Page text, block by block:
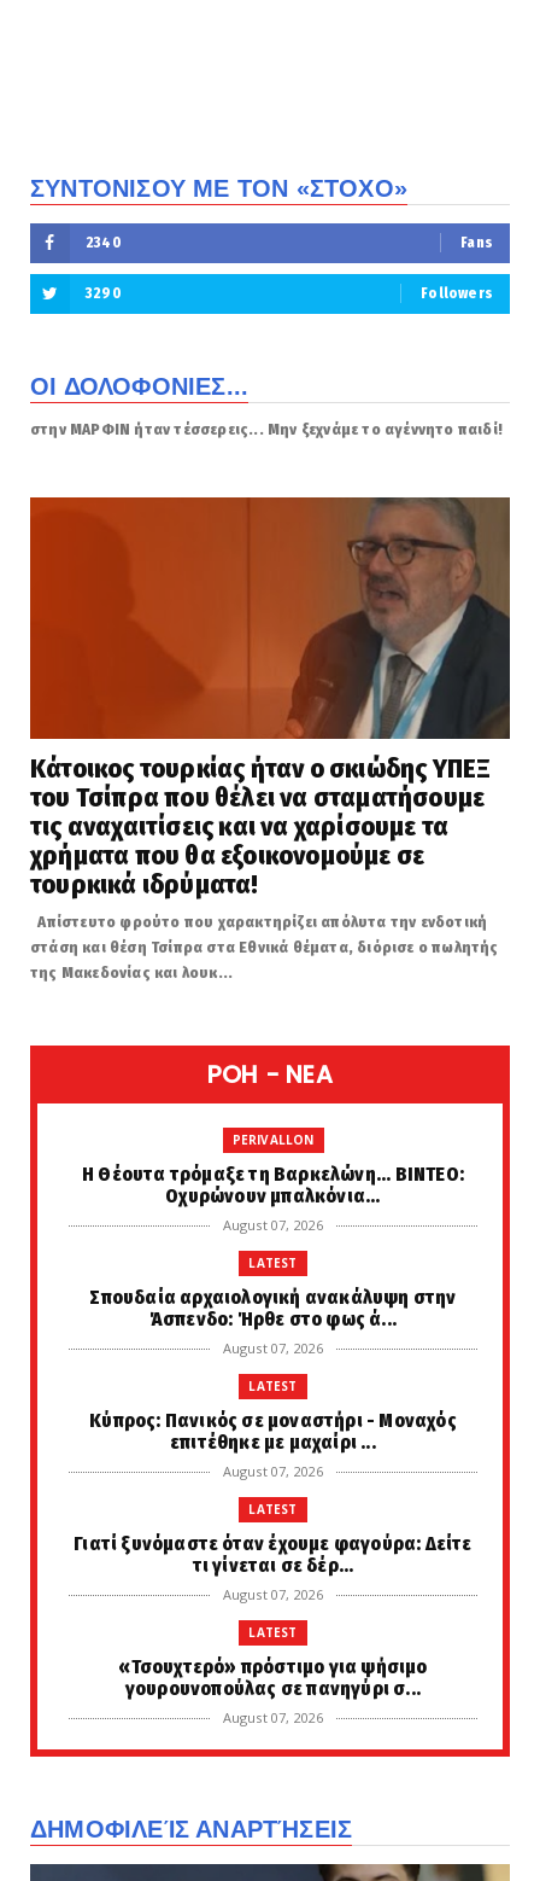
ΣΥΝΤΟΝΙΣΟΥ ΜΕ ΤΟΝ «ΣΤΟΧΟ»
2340 Fans
3290 Followers
ΟΙ ΔΟΛΟΦΟΝΙΕΣ...
στην ΜΑΡΦΙΝ ήταν τέσσερεις... Μην ξεχνάμε το αγέννητο παιδί!
Κάτοικος τουρκίας ήταν ο σκιώδης ΥΠΕΞ
του Τσίπρα που θέλει να σταματήσουμε
τις αναχαιτίσεις και να χαρίσουμε τα
χρήματα που θα εξοικονομούμε σε
τουρκικά ιδρύματα!
Απίστευτο φρούτο που χαρακτηρίζει απόλυτα την ενδοτική
στάση και θέση Τσίπρα στα Εθνικά θέματα, διόρισε ο πωλητής
της Μακεδονίας και λουκ...
POH - NEA
PERIVALLON
H Θέουτα τρόμαξε τη Βαρκελώνη... ΒΙΝΤΕΟ:
Οχυρώνουν μπαλκόνια...
August 07, 2026
LATEST
Σπουδαία αρχαιολογική ανακάλυψη στην
Άσπενδο: Ήρθε στο φως ά...
August 07, 2026
LATEST
Κύπρος: Πανικός σε μοναστήρι - Μοναχός
επιτέθηκε με μαχαίρι ...
August 07, 2026
LATEST
Γιατί ξυνόμαστε όταν έχουμε φαγούρα: Δείτε
τι γίνεται σε δέρ...
August 07, 2026
LATEST
«Τσουχτερό» πρόστιμο για ψήσιμο
γουρουνοπούλας σε πανηγύρι σ...
August 07, 2026
LATEST
August 07, 2026
ΔΗΜΟΦΙΛΕΊΣ ΑΝΑΡΤΉΣΕΙΣ